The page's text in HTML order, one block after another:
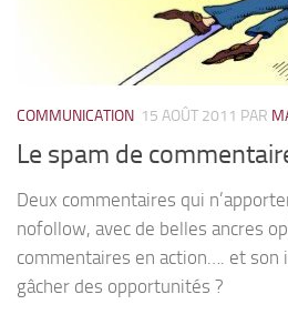
COMMUNICATION 15 AOÛT 2011 PAR
Le spam de
Deux commentaires qui
nofollow, avec de belles ancres
commentaires en action…. et son
gâcher des opportunités ?